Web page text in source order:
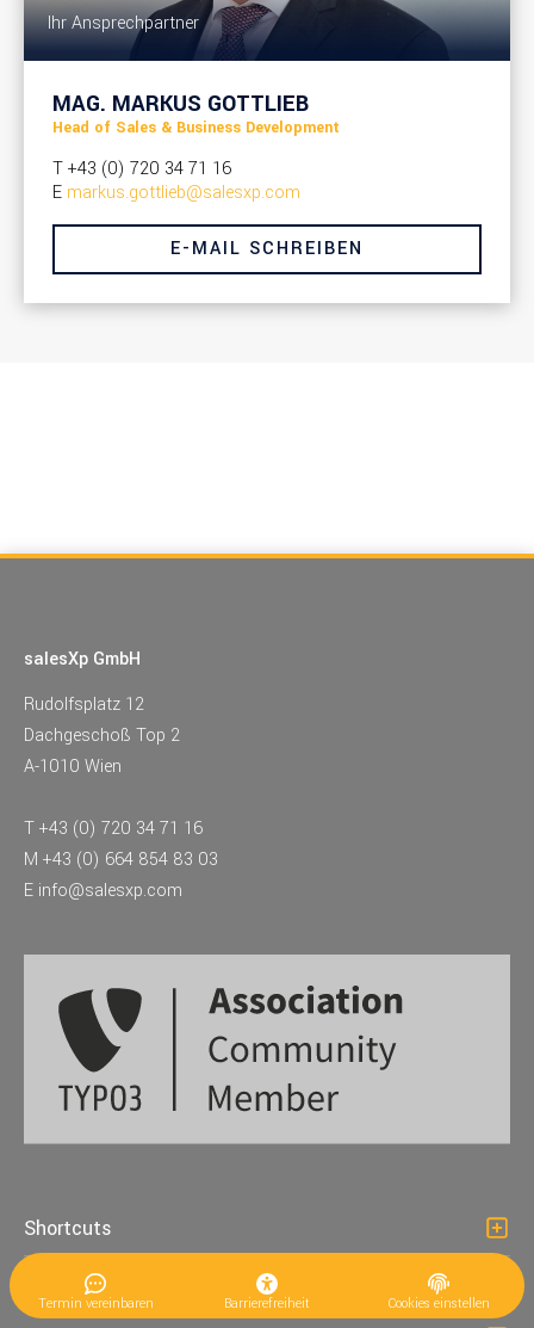
Ihr Ansprechpartner
MAG. MARKUS GOTTLIEB
Head of Sales & Business Development
T+43 (0) 720 34 71 16
E markus.gottlieb@salesxp.com
E-MAIL SCHREIBEN
salesXp GmbH
Rudolfsplatz 12
Dachgeschoß Top 2
A-1010 Wien
T+43 (0) 720 34 71 16
M +43 (0) 664 854 83 03
E info@salesxp.com
Unsere Leistungen
Shortcuts
Termin vereinbaren Barrierefreiheit Cookies einstellen